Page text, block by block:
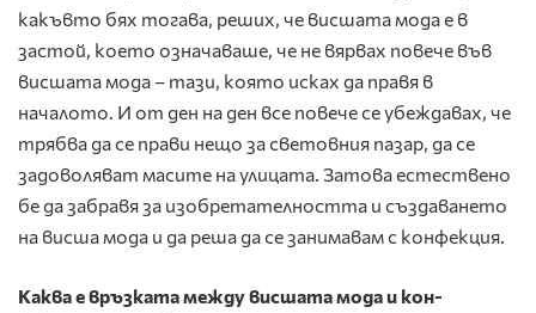
какъвто бях тогава, реших, че висшата мода е в
застой, което означаваше, че не вяр­вах повече във
висшата мода – тази, която исках да правя в
началото. И от ден на ден все повече се убеждавах, че
тряб­ва да се прави нещо за световния пазар, да се
задоволяват масите на улицата. Затова естествено
бе да забравя за изоб­ретателността и създаването
на висша мода и да реша да се занимавам с конфекция.
Каква е връзката между висшата мода и кон­